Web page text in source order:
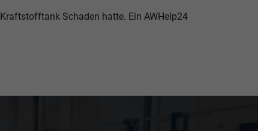
Schaden hatte. Ein AWHelp24